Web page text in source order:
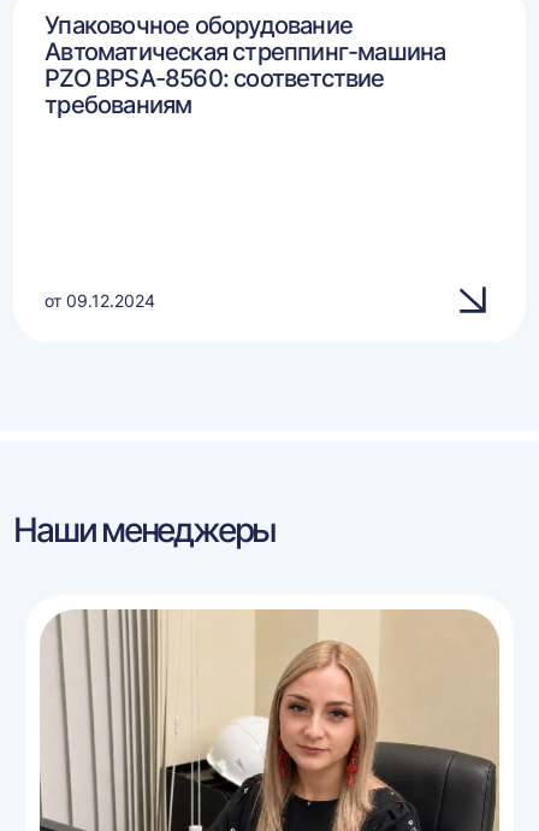
Упаковочное оборудование
Автоматическая стреппинг-машина
PZO BPSA-8560: соответствие
требованиям
от 09.12.2024
Наши менеджеры